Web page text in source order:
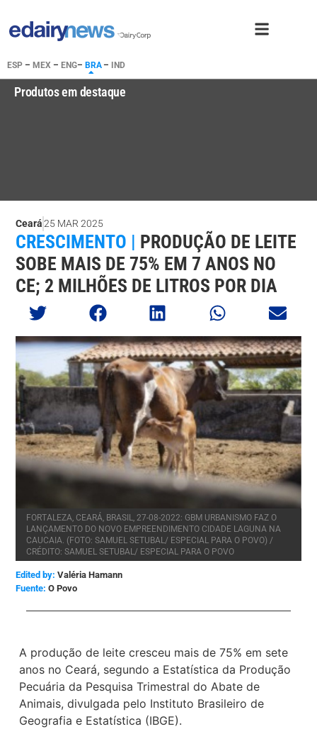
ESP – MEX – ENG– BRA– IND
Produtos em destaque
Ceará 25 MAR 2025
CRESCIMENTO | PRODUÇÃO DE LEITE
SOBE MAIS DE 75% EM 7 ANOS NO
CE; 2 MILHÕES DE LITROS POR DIA
FORTALEZA, CEARÁ, BRASIL, 27-08-2022: GBM URBANISMO FAZ O
LANÇAMENTO DO NOVO EMPREENDIMENTO CIDADE LAGUNA NA
CAUCAIA. (FOTO: SAMUEL SETUBAL/ ESPECIAL PARA O POVO) /
CRÉDITO: SAMUEL SETUBAL/ ESPECIAL PARA O POVO
Edited by: Valéria Hamann
O Povo
A produção de leite cresceu mais de 75% em sete
anos no Ceará, segundo a Estatística da Produção
Pecuária da Pesquisa Trimestral do Abate de
Animais, divulgada pelo Instituto Brasileiro de
Geografia e Estatística (IBGE).